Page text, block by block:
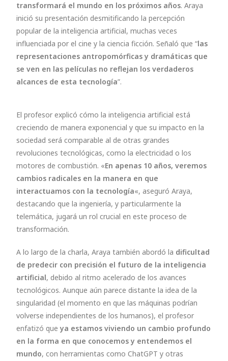
transformará el mundo en los próximos años. Araya
inició su presentación desmitificando la percepción
popular de la inteligencia artificial, muchas veces
influenciada por el cine y la ciencia ficción. Señaló que “las
representaciones antropomórficas y dramáticas que
se ven en las películas no reflejan los verdaderos
alcances de esta tecnología”.
El profesor explicó cómo la inteligencia artificial está
creciendo de manera exponencial y que su impacto en la
sociedad será comparable al de otras grandes
revoluciones tecnológicas, como la electricidad o los
motores de combustión. «En apenas 10 años, veremos
cambios radicales en la manera en que
interactuamos con la tecnología«, aseguró Araya,
destacando que la ingeniería, y particularmente la
telemática, jugará un rol crucial en este proceso de
transformación.
A lo largo de la charla, Araya también abordó la dificultad
de predecir con precisión el futuro de la inteligencia
artificial, debido al ritmo acelerado de los avances
tecnológicos. Aunque aún parece distante la idea de la
singularidad (el momento en que las máquinas podrían
volverse independientes de los humanos), el profesor
enfatizó que ya estamos viviendo un cambio profundo
en la forma en que conocemos y entendemos el
mundo, con herramientas como ChatGPT y otras